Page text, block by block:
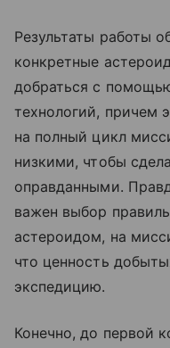
Результаты работы
конкретные
добраться с
технологий, причем
на полный цикл
низкими, чтобы
оправданными.
важен выбор
астероидом, на
что ценность
экспедицию.
Конечно, до первой